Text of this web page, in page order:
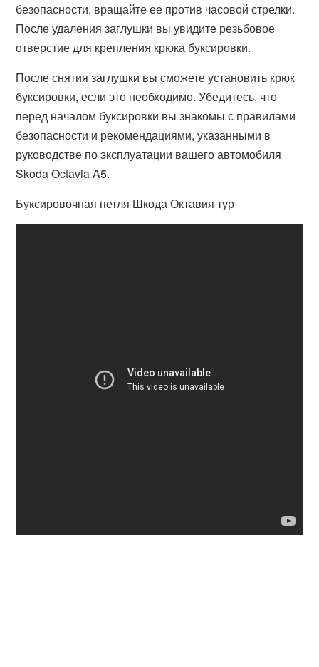
безопасности, вращайте ее против часовой стрелки.
После удаления заглушки вы увидите резьбовое
отверстие для крепления крюка буксировки.
После снятия заглушки вы сможете установить крюк
буксировки, если это необходимо. Убедитесь, что
перед началом буксировки вы знакомы с правилами
безопасности и рекомендациями, указанными в
руководстве по эксплуатации вашего автомобиля
Skoda Octavia A5.
Буксировочная петля Шкода Октавия тур